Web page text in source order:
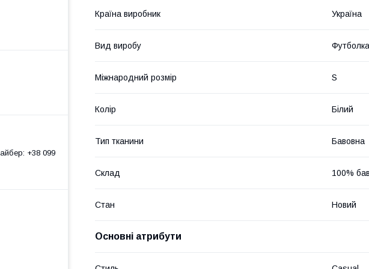
Країна виробник Україна
Вид виробу Футболка
Міжнародний розмір S
Колір Білий
Тип тканини Бавовна
Склад 100%
Стан Новий
Основні атрибути
+38 099